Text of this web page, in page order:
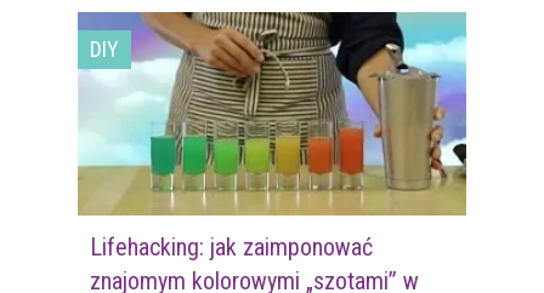
DIY
Lifehacking: jak zaimponować
znajomym kolorowymi „szotami” w